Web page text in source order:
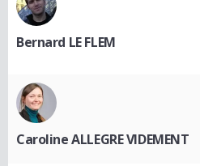
Bernard LE FLEM
Caroline ALLEGRE VIDEMENT